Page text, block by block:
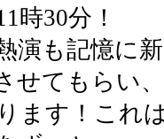
時30分！
演も記憶に
せてもらい、
ます！これ